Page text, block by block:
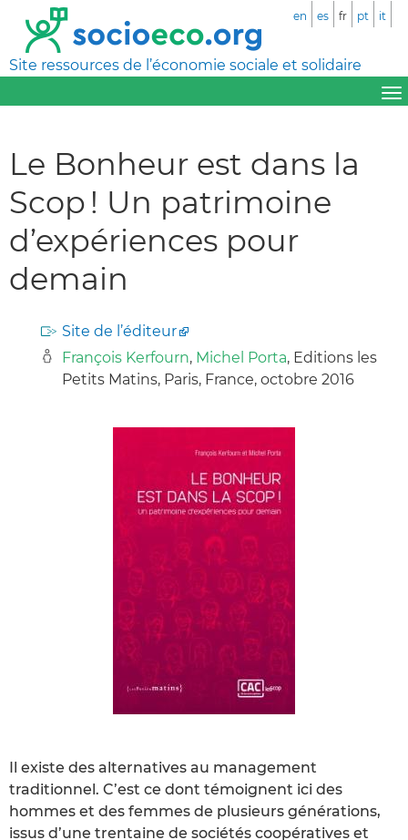
Site ressources de l’économie sociale et solidaire
en es fr pt it
Le Bonheur est dans la
Scop ! Un patrimoine
d’expériences pour
demain
Site de l’éditeur
François Kerfourn, Michel Porta, Editions les
Petits Matins, Paris, France, octobre 2016
Il existe des alternatives au management
traditionnel. C’est ce dont témoignent ici des
hommes et des femmes de plusieurs générations,
issus d’une trentaine de sociétés coopératives et